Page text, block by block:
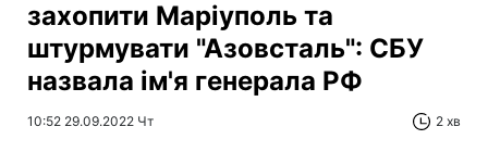
захопити Маріуполь та
штурмувати "Азовсталь": СБУ
назвала ім'я генерала РФ
10:52 29.09.2022 Чт 2 хв